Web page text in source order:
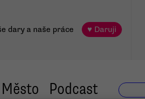
dary a naše práce ♥ Daruji
Město Podcast